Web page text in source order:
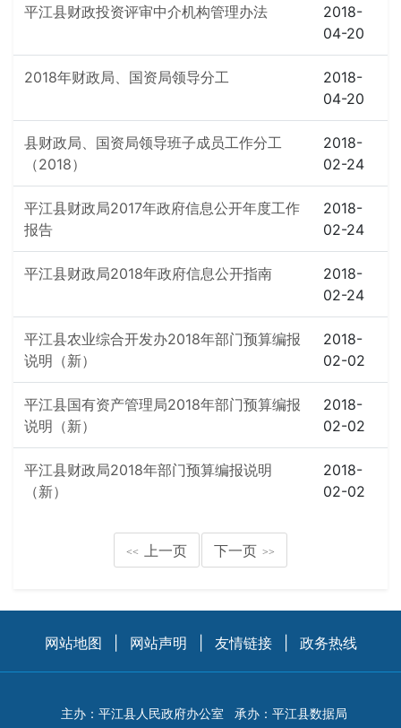
平江县财政投资评审中介机构管理办法
2018-
04-20
2018年财政局、国资局领导分工
2018-
04-20
县财政局、国资局领导班子成员工作分工
（2018）
2018-
02-24
平江县财政局2017年政府信息公开年度工作
报告
2018-
02-24
平江县财政局2018年政府信息公开指南
2018-
02-24
平江县农业综合开发办2018年部门预算编报
说明（新）
2018-
02-02
平江县国有资产管理局2018年部门预算编报
说明（新）
2018-
02-02
平江县财政局2018年部门预算编报说明
（新）
2018-
02-02
<< 上一页 下一页 >>
网站地图 网站声明 友情链接 政务热线
主办：平江县人民政府办公室 承办：平江县数据局